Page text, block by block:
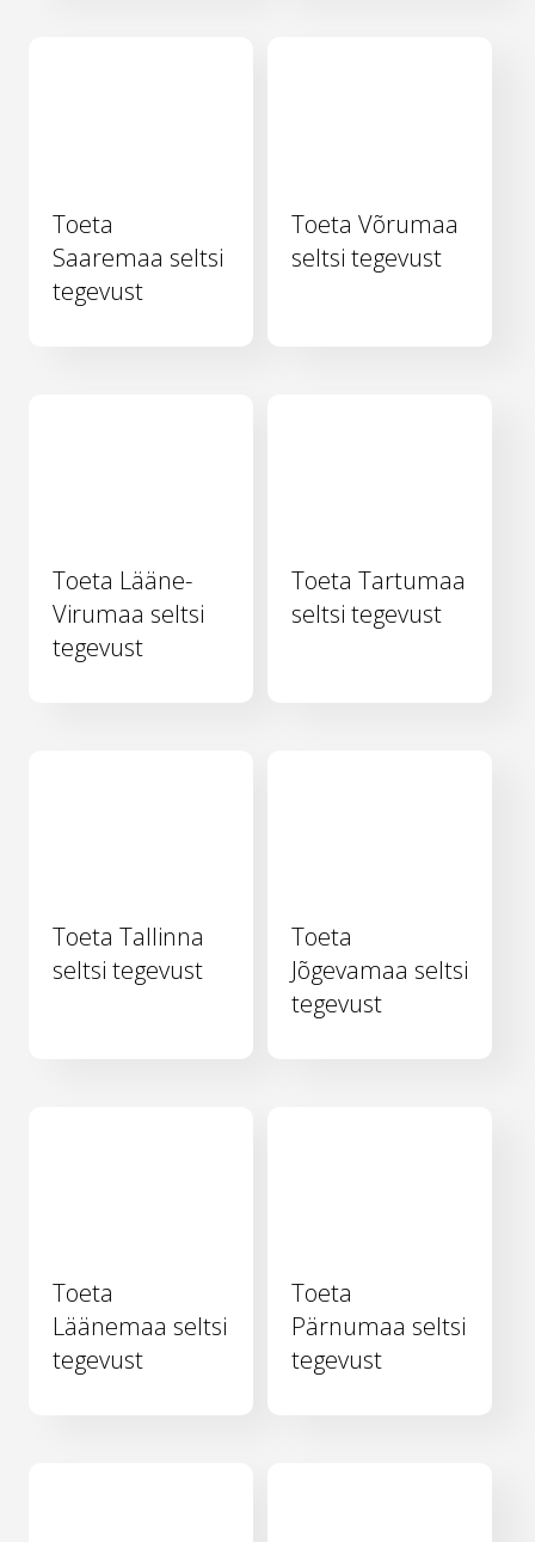
Toeta
Saaremaa seltsi
tegevust
Toeta Võrumaa
seltsi tegevust
Toeta Lääne-
Virumaa seltsi
tegevust
Toeta Tartumaa
seltsi tegevust
Toeta Tallinna
seltsi tegevust
Toeta
Jõgevamaa seltsi
tegevust
Toeta
Läänemaa seltsi
tegevust
Toeta
Pärnumaa seltsi
tegevust